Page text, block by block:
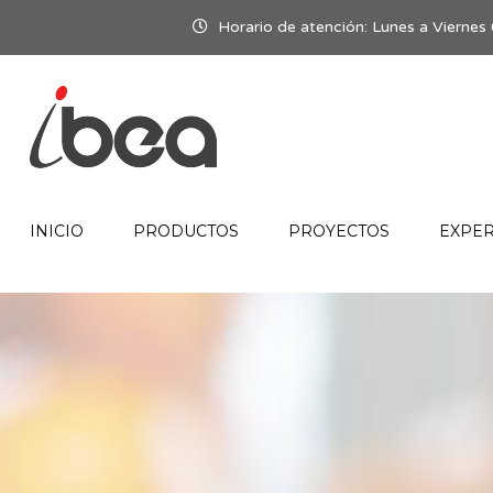
Horario de atención: Lunes a
INICIO PRODUCTOS PROYECTOS